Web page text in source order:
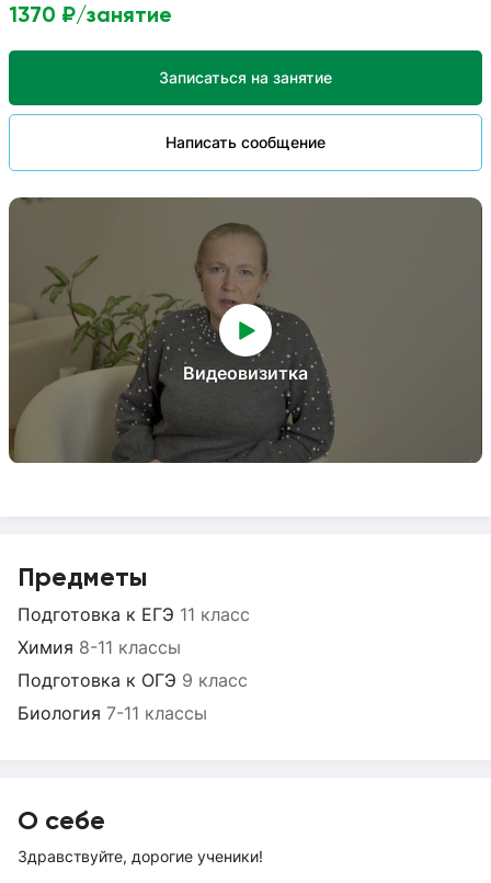
Видеовизитка
1370 ₽/занятие
Записаться на занятие
Написать сообщение
Предметы
Подготовка к ЕГЭ 11 класс
Химия 8-11 классы
Подготовка к ОГЭ 9 класс
Биология 7-11 классы
О себе
Здравствуйте, дорогие ученики!